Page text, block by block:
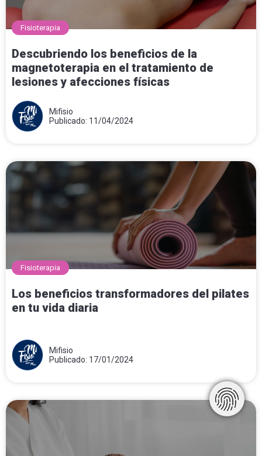
Fisioterapia
Descubriendo los beneficios de la
magnetoterapia en el tratamiento de
lesiones y afecciones físicas
Mifisio
Publicado: 11/04/2024
Fisioterapia
Los beneficios transformadores del pilates
en tu vida diaria
Mifisio
Publicado: 17/01/2024